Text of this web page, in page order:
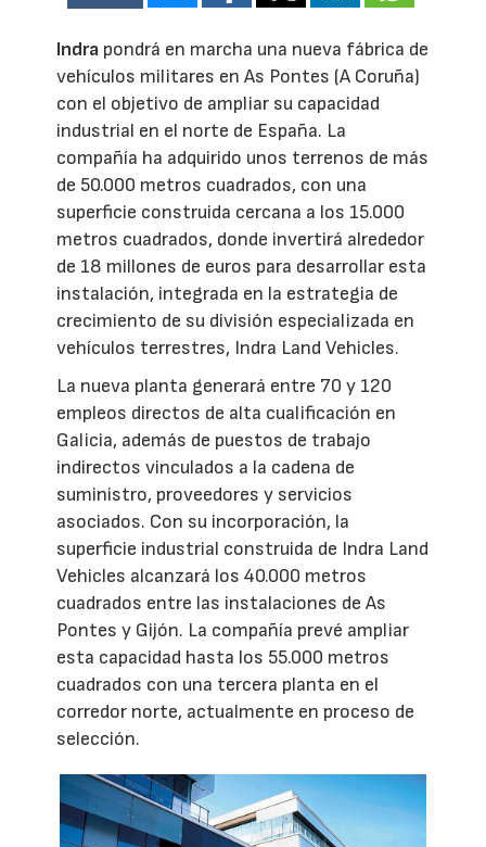
Indra pondrá en marcha una nueva fábrica de
vehículos militares en As Pontes (A Coruña)
con el objetivo de ampliar su capacidad
industrial en el norte de España. La
compañía ha adquirido unos terrenos de más
de 50.000 metros cuadrados, con una
superficie construida cercana a los 15.000
metros cuadrados, donde invertirá alrededor
de 18 millones de euros para desarrollar esta
instalación, integrada en la estrategia de
crecimiento de su división especializada en
vehículos terrestres, Indra Land Vehicles.
La nueva planta generará entre 70 y 120
empleos directos de alta cualificación en
Galicia, además de puestos de trabajo
indirectos vinculados a la cadena de
suministro, proveedores y servicios
asociados. Con su incorporación, la
superficie industrial construida de Indra Land
Vehicles alcanzará los 40.000 metros
cuadrados entre las instalaciones de As
Pontes y Gijón. La compañía prevé ampliar
esta capacidad hasta los 55.000 metros
cuadrados con una tercera planta en el
corredor norte, actualmente en proceso de
selección.